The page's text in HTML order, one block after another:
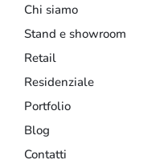
Chi siamo
Stand e showroom
Retail
Residenziale
Portfolio
Blog
Contatti